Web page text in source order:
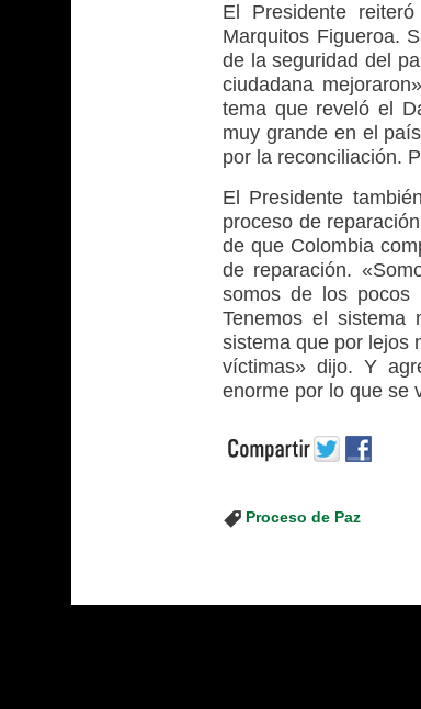
El Presidente
Marquitos Figueroa.
de la seguridad del
ciudadana
tema que reveló el
muy grande en el
por la reconciliación.
El Presidente
proceso de
de que Colombia
de reparación.
somos de los pocos
Tenemos el sistema
sistema que por lejos
víctimas» dijo. Y
enorme por lo que se
Proceso de Paz